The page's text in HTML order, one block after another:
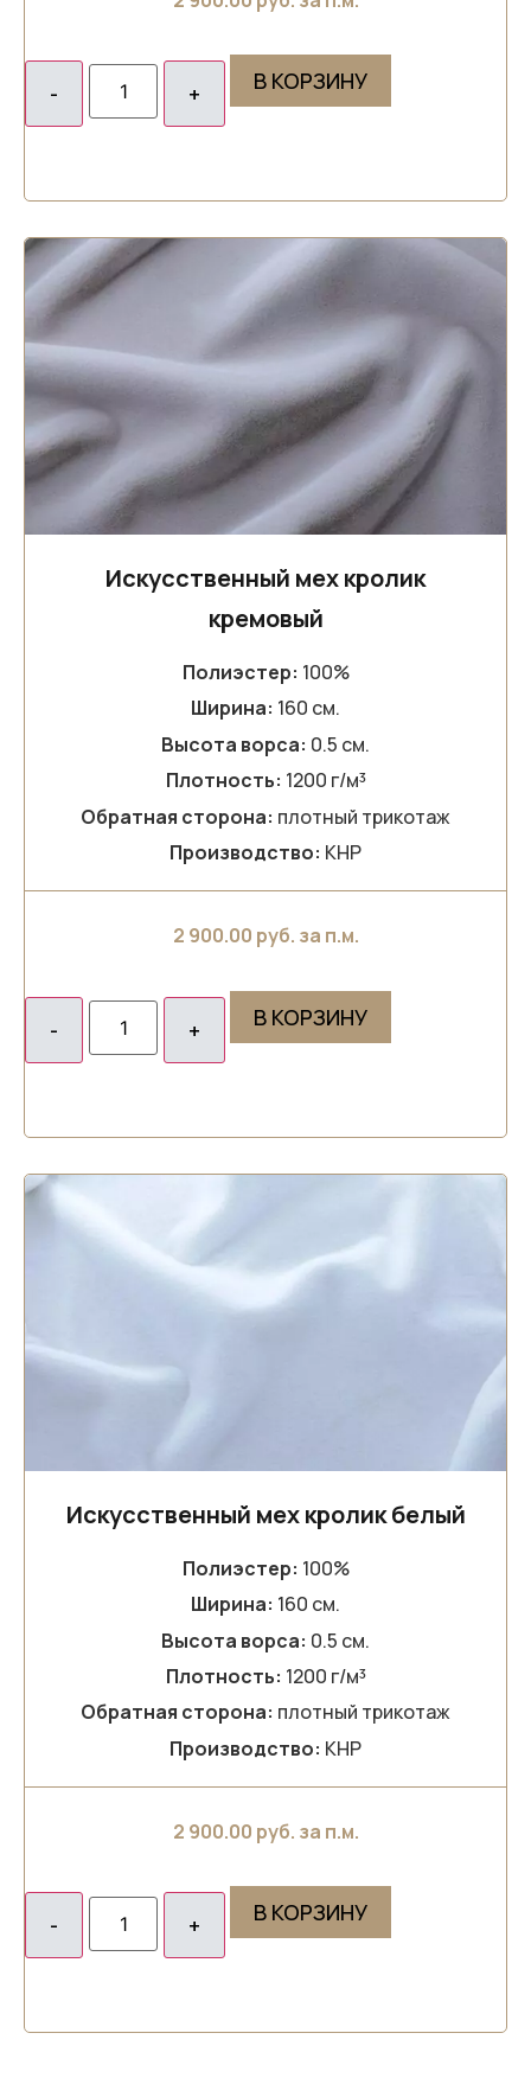
В КОРЗИНУ
Искусственный мех кролик
кремовый
Полиэстер: 100%
Ширина: 160 см.
Высота ворса: 0.5 см.
Плотность: 1200 г/м³
Обратная сторона: плотный трикотаж
Производство: КНР
2 900.00 руб. за п.м.
В КОРЗИНУ
Искусственный мех кролик белый
Полиэстер: 100%
Ширина: 160 см.
Высота ворса: 0.5 см.
Плотность: 1200 г/м³
Обратная сторона: плотный трикотаж
Производство: КНР
2 900.00 руб. за п.м.
В КОРЗИНУ